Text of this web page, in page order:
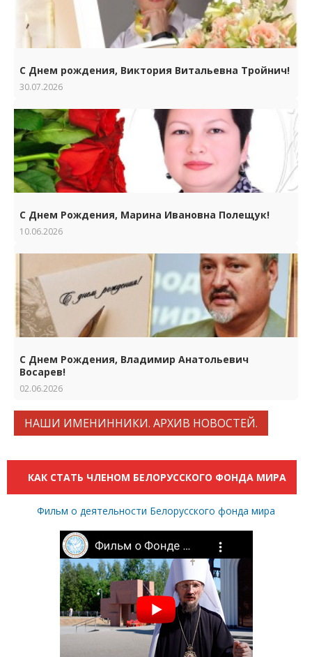
С Днем рождения, Виктория Витальевна Тройнич!
30.07.2026
С Днем Рождения, Марина Ивановна Полещук!
10.06.2026
С Днем Рождения, Владимир Анатольевич
Восарев!
02.06.2026
НАШИ ИМЕНИННИКИ. АРХИВ НОВОСТЕЙ.
КАК СТАТЬ ЧЛЕНОМ БЕЛОРУССКОГО ФОНДА МИРА
Фильм о деятельности Белорусского фонда мира